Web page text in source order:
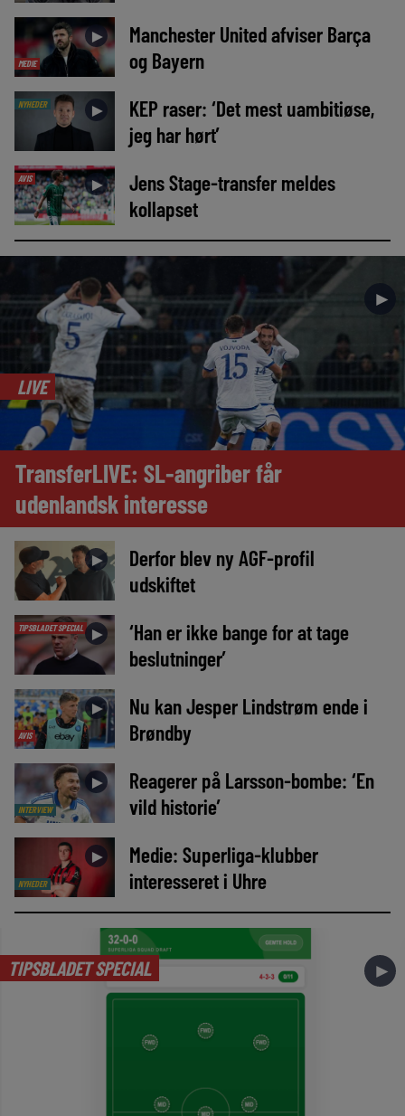
MEDIE
►
Manchester United afviser Barça
og Bayern
NYHEDER ►
KEP raser: ‘Det mest uambitiøse,
jeg har hørt’
AVIS ►
Jens Stage-transfer meldes
kollapset
►
LIVE
TransferLIVE: SL-angriber får
udenlandsk interesse
►
Derfor blev ny AGF-profil
udskiftet
TIPSBLADET SPECIAL ►
‘Han er ikke bange for at tage
beslutninger’
AVIS
►
Nu kan Jesper Lindstrøm ende i
Brøndby
INTERVIEW
►
Reagerer på Larsson-bombe: ‘En
vild historie’
NYHEDER
►
Medie: Superliga-klubber
interesseret i Uhre
TIPSBLADET SPECIAL ►